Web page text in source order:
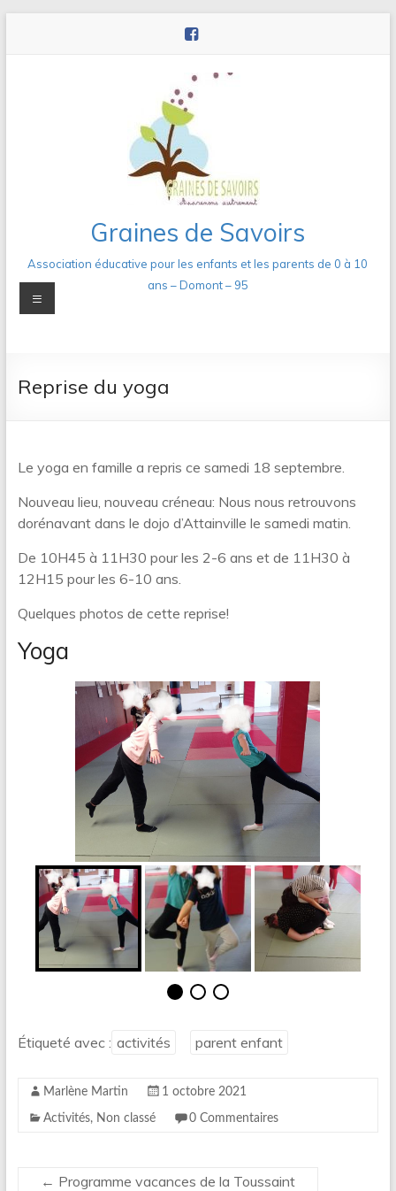
Graines de Savoirs
Association éducative pour les enfants et les parents de 0 à 10
ans – Domont – 95
Menu
Reprise du yoga
Le yoga en famille a repris ce samedi 18 septembre.
Nouveau lieu, nouveau créneau: Nous nous retrouvons
dorénavant dans le dojo d’Attainville le samedi matin.
De 10H45 à 11H30 pour les 2-6 ans et de 11H30 à
12H15 pour les 6-10 ans.
Quelques photos de cette reprise!
Yoga
Étiqueté avec : activités parent enfant
Marlène Martin 1 octobre 2021
Activités, Non classé 0 Commentaires
← Programme vacances de la Toussaint